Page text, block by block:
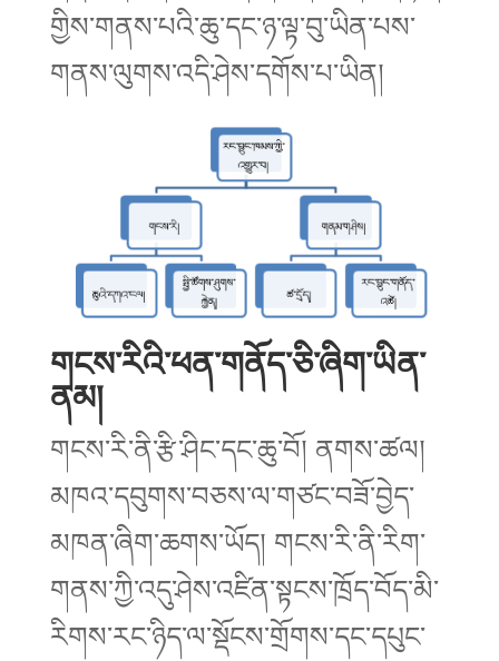
གྱིས་གནས་པའི་ཆུ་དང་ཉ་ལྟ་བུ་ཡིན་པས་
གནས་ལུགས་འདི་ཤེས་དགོས་པ་ཡིན།
གངས་རིའི་ཕན་གནོད་ཅི་ཞིག་ཡིན་
ནམ།
གངས་རི་ནི་རྩི་ཤིང་དང་ཆུ་བོ། ནགས་ཚལ།
མཁའ་དབུགས་བཅས་ལ་གཙང་བཟོ་བྱེད་
མཁན་ཞིག་ཆགས་ཡོད། གངས་རི་ནི་རིག་
གནས་ཀྱི་འདུ་ཤེས་འཛིན་སྟངས་ཁྲོད་བོད་མི་
རིགས་རང་ཉིད་ལ་སྡོངས་གྲོགས་དང་དཔུང་